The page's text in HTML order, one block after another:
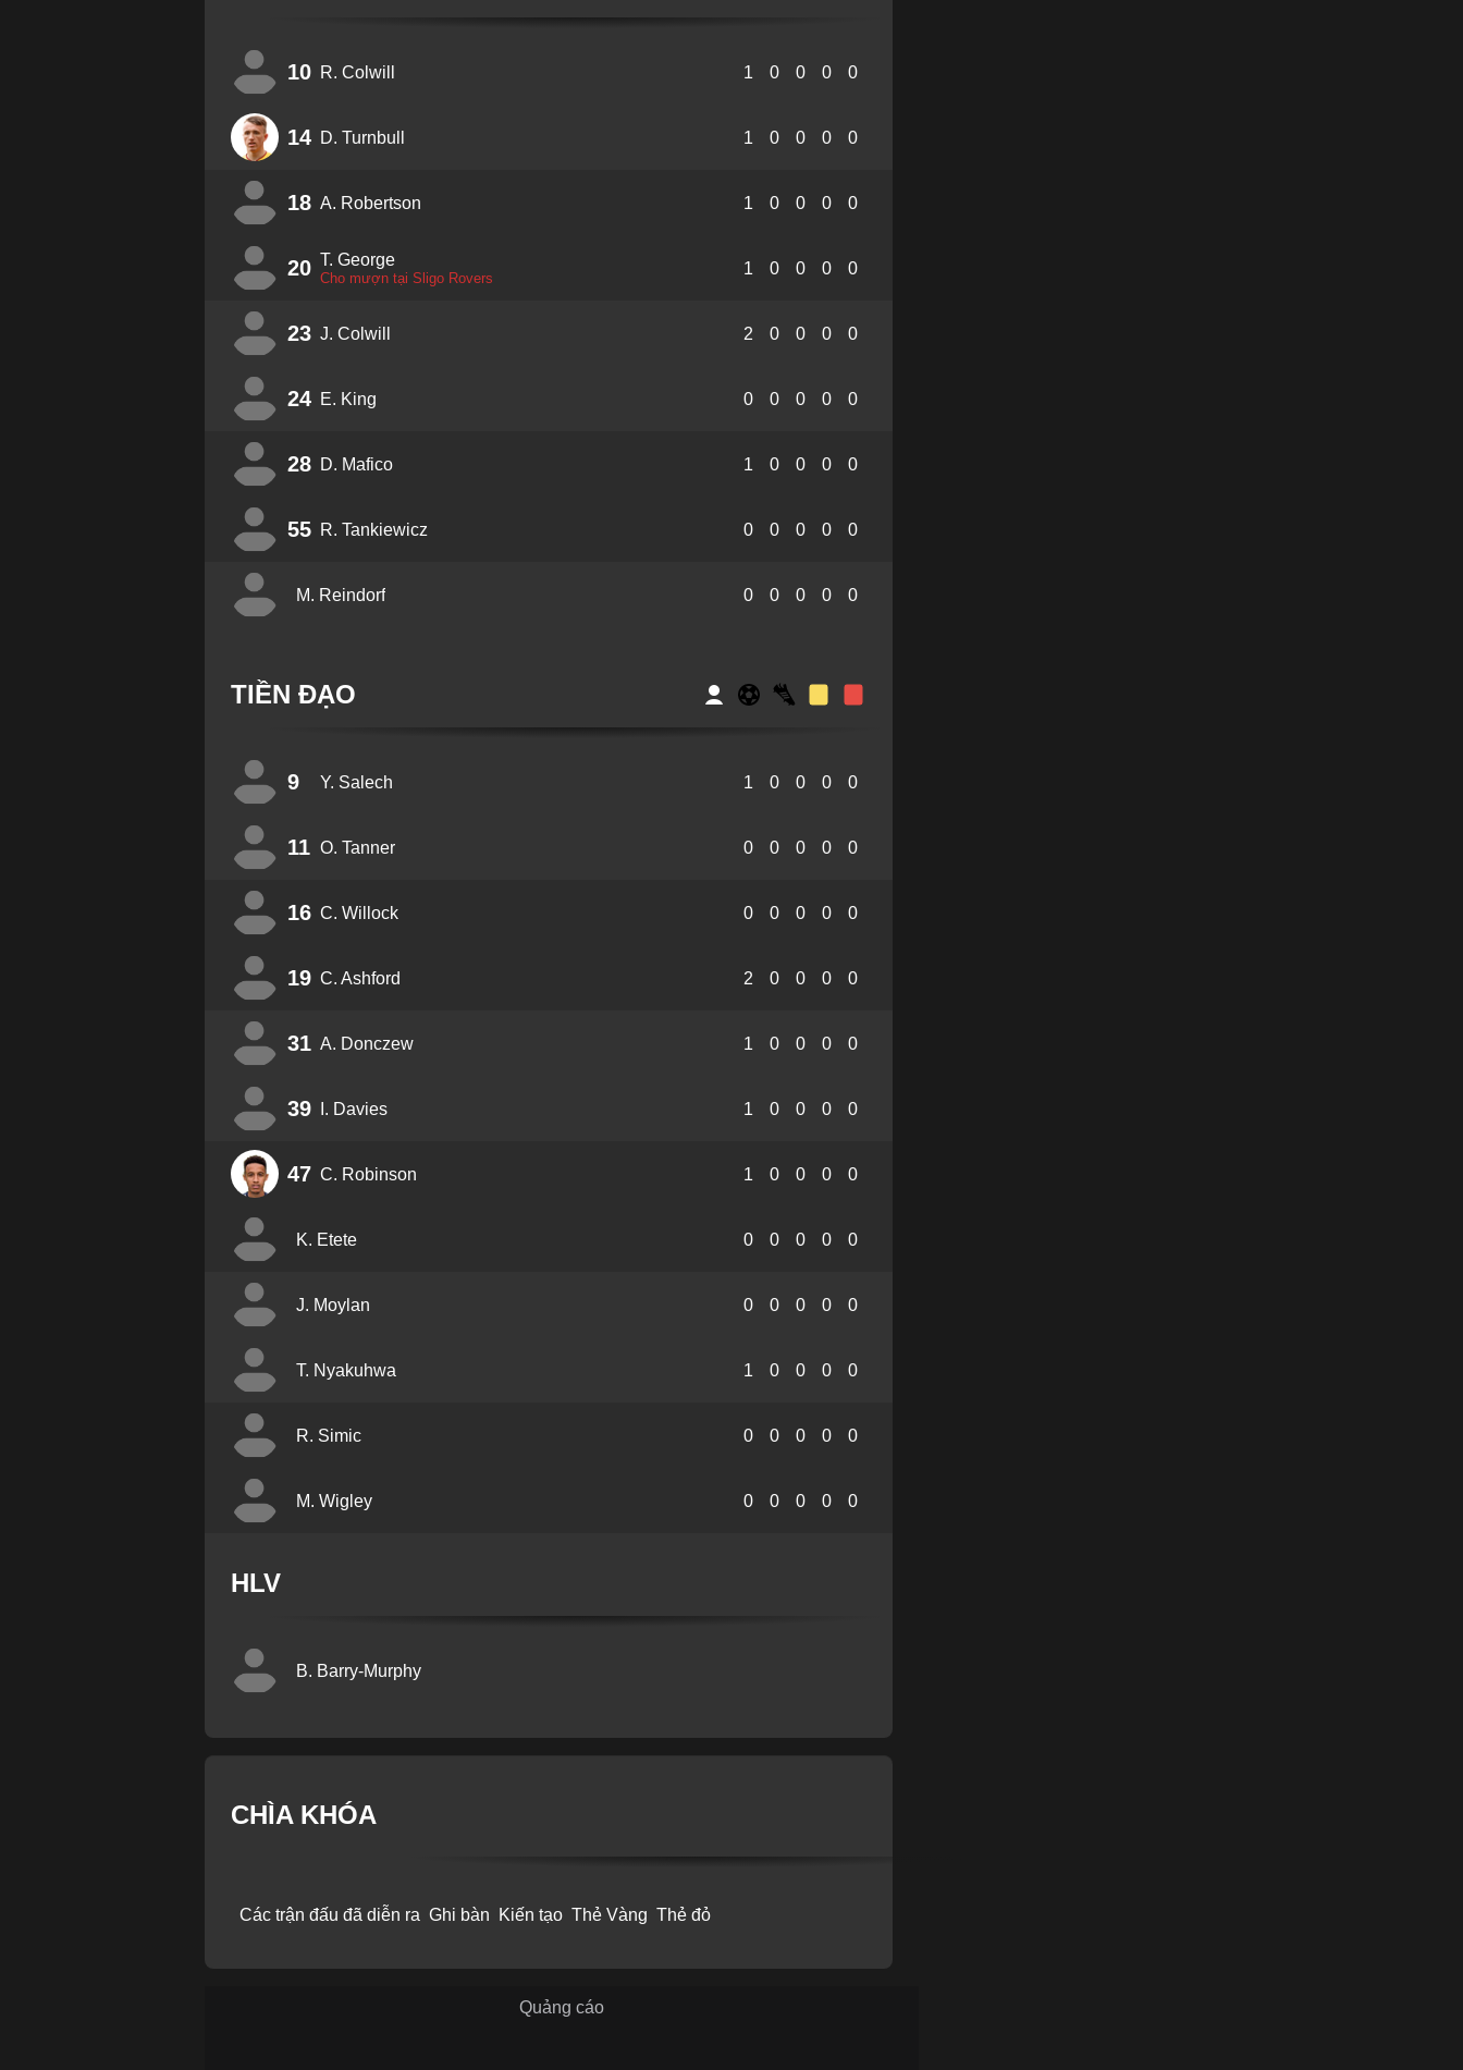
10 R. Colwill 1 0 0 0 0
14 D. Turnbull 1 0 0 0 0
18 A. Robertson 1 0 0 0 0
20 T. George
Cho mượn tại Sligo Rovers
1 0 0 0 0
23 J. Colwill 2 0 0 0 0
24 E. King 0 0 0 0 0
28 D. Mafico 1 0 0 0 0
55 R. Tankiewicz 0 0 0 0 0
M. Reindorf 0 0 0 0 0
TIỀN ĐẠO
9 Y. Salech 1 0 0 0 0
11 O. Tanner 0 0 0 0 0
16 C. Willock 0 0 0 0 0
19 C. Ashford 2 0 0 0 0
31 A. Donczew 1 0 0 0 0
39 I. Davies 1 0 0 0 0
47 C. Robinson 1 0 0 0 0
K. Etete 0 0 0 0 0
J. Moylan 0 0 0 0 0
T. Nyakuhwa 1 0 0 0 0
R. Simic 0 0 0 0 0
M. Wigley 0 0 0 0 0
HLV
B. Barry-Murphy
CHÌA KHÓA
Các trận đấu đã diễn ra Ghi bàn Kiến tạo Thẻ Vàng Thẻ đỏ